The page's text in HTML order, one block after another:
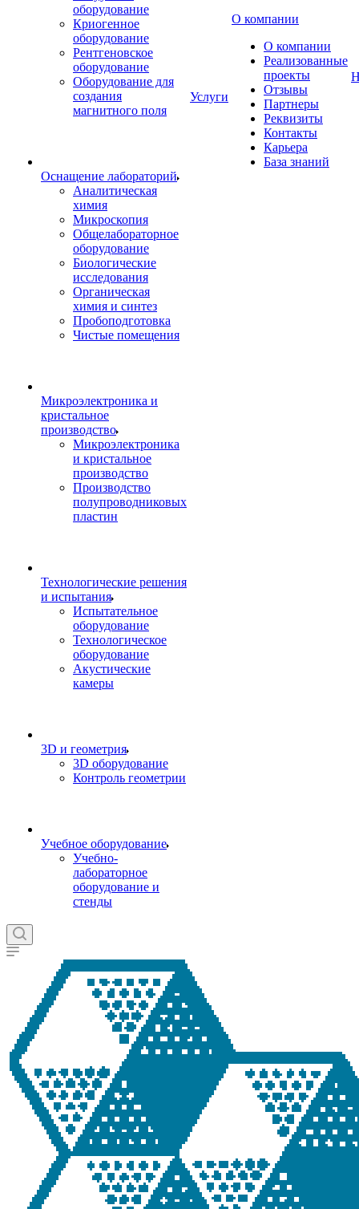
оборудование
Криогенное
оборудование
Рентгеновское
оборудование
Оборудование для
создания
магнитного поля
Оснащение лабораторий
Аналитическая
химия
Микроскопия
Общелабораторное
оборудование
Биологические
исследования
Органическая
химия и синтез
Пробоподготовка
Чистые помещения
Микроэлектроника и
кристальное
производство
Микроэлектроника
и кристальное
производство
Производство
полупроводниковых
пластин
Технологические решения
и испытания
Испытательное
оборудование
Технологическое
оборудование
Акустические
камеры
3D и геометрия
3D оборудование
Контроль геометрии
Учебное оборудование
Учебно-
лабораторное
оборудование и
стенды
Услуги
О компании
О компании
Реализованные
проекты
Отзывы
Партнеры
Реквизиты
Контакты
Карьера
База знаний